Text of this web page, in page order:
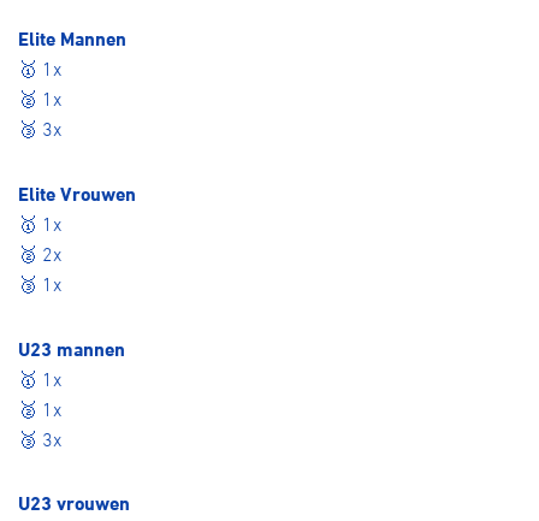
Elite Mannen
🥇 1x
🥈 1x
🥉 3x
Elite Vrouwen
🥇 1x
🥈 2x
🥉 1x
U23 mannen
🥇 1x
🥈 1x
🥉 3x
U23 vrouwen